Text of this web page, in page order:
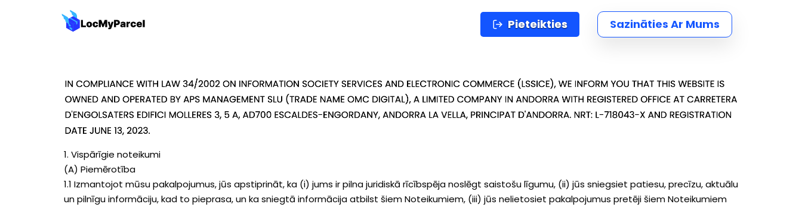
Pieteikties Sazināties Ar Mums
1. Vispārīgie noteikumi
(A) Piemērotība
1.1 Izmantojot mūsu pakalpojumus, jūs apstiprināt, ka (i) jums ir pilna juridiskā rīcībspēja noslēgt saistošu līgumu, (ii) jūs sniegsiet patiesu, precīzu, aktuālu
un pilnīgu informāciju, kad to pieprasa, un ka sniegtā informācija atbilst šiem Noteikumiem, (iii) jūs nelietosiet pakalpojumus pretēji šiem Noteikumiem